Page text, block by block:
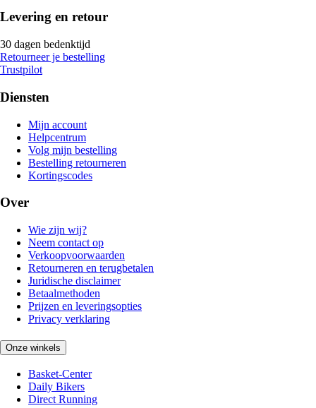
Levering en retour
30 dagen bedenktijd
Retourneer je bestelling
Trustpilot
Diensten
Mijn account
Helpcentrum
Volg mijn bestelling
Bestelling retourneren
Kortingscodes
Over
Wie zijn wij?
Neem contact op
Verkoopvoorwaarden
Retourneren en terugbetalen
Juridische disclaimer
Betaalmethoden
Prijzen en leveringsopties
Privacy verklaring
Onze winkels
Basket-Center
Daily Bikers
Direct Running